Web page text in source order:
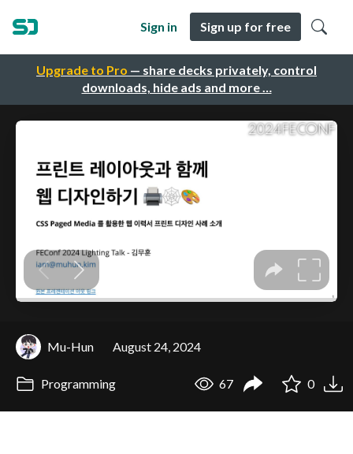
Upgrade to Pro — share decks privately, control
downloads, hide ads and more …
Sign in Sign up for free
Mu-Hun August 24, 2024
Programming 67 0